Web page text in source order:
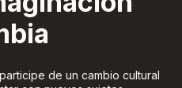
de un cambio cultural